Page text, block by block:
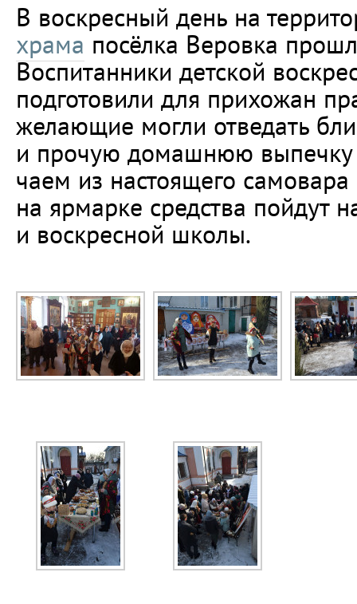
В воскресный день на
храма посёлка Веровка
Воспитанники детской
подготовили для прихожан
желающие могли отведать
и прочую домашнюю выпечку
чаем из настоящего
на ярмарке средства пойдут
и воскресной школы.